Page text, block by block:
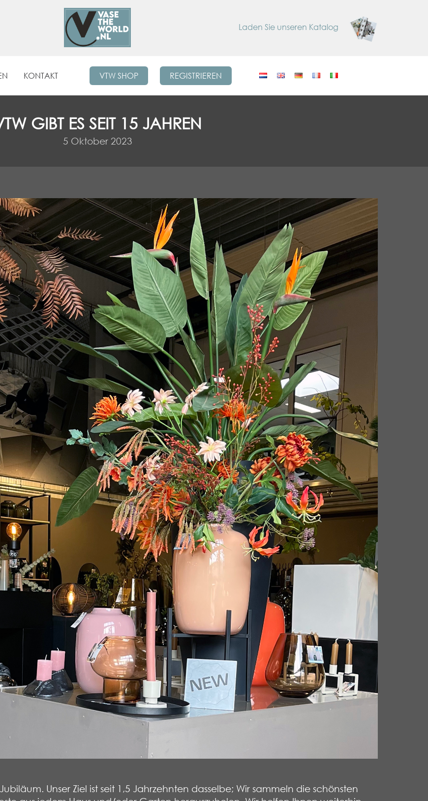
Laden Sie unseren Katalog
KONTAKT VTW SHOP REGISTRIEREN
GIBT ES SEIT 15 JAHREN
5 Oktober 2023
Unser Ziel ist seit 1,5 Jahrzehnten dasselbe; Wir sammeln die schönsten